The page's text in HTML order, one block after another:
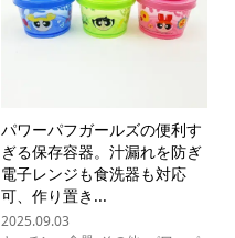
パワーパフガールズの便利す
ぎる保存容器。汁漏れを防ぎ
電子レンジも食洗器も対応
可、作り置き...
2025.09.03